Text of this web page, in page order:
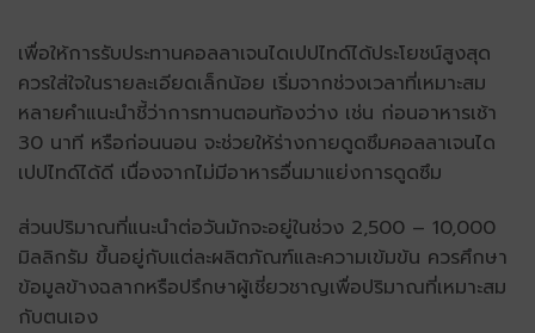
เพื่อให้การรับประทานคอลลาเจนไดเปปไทด์ได้ประโยชน์สูงสุด
ควรใส่ใจในรายละเอียดเล็กน้อย เริ่มจากช่วงเวลาที่เหมาะสม
หลายคำแนะนำชี้ว่าการทานตอนท้องว่าง เช่น ก่อนอาหารเช้า
30 นาที หรือก่อนนอน จะช่วยให้ร่างกายดูดซึมคอลลาเจนได
เปปไทด์ได้ดี เนื่องจากไม่มีอาหารอื่นมาแย่งการดูดซึม
ส่วนปริมาณที่แนะนำต่อวันมักจะอยู่ในช่วง 2,500 – 10,000
มิลลิกรัม ขึ้นอยู่กับแต่ละผลิตภัณฑ์และความเข้มข้น ควรศึกษา
ข้อมูลข้างฉลากหรือปรึกษาผู้เชี่ยวชาญเพื่อปริมาณที่เหมาะสม
กับตนเอง